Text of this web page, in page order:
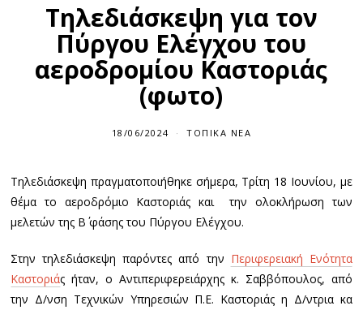
Τηλεδιάσκεψη για τον
Πύργου Ελέγχου του
αεροδρομίου Καστοριάς
(φωτο)
18/06/2024 ΤΟΠΙΚΆ ΝΈΑ
Τηλεδιάσκεψη πραγματοποιήθηκε σήμερα, Τρίτη 18 Ιουνίου, με
θέμα το αεροδρόμιο Καστοριάς και την ολοκλήρωση των
μελετών της Β΄ φάσης του Πύργου Ελέγχου.
Στην τηλεδιάσκεψη παρόντες από την Περιφερειακή Ενότητα
Καστοριάς ήταν, ο Αντιπεριφερειάρχης κ. Σαββόπουλος, από
την Δ/νση Τεχνικών Υπηρεσιών Π.Ε. Καστοριάς η Δ/ντρια κα